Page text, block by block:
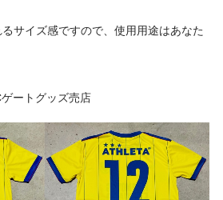
サイズ感ですので、使用用途はあなた
ートグッズ売店